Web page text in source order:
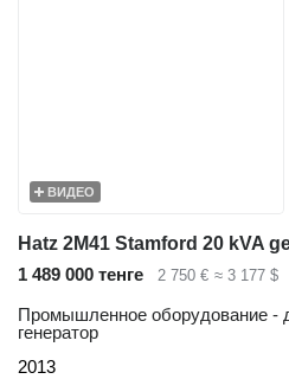
ВИДЕО
Hatz 2M41 Stamford 20 kVA
1 489 000 тенге
2 750 € ≈ 3 177 $
Промышленное оборудование -
генератор
2013